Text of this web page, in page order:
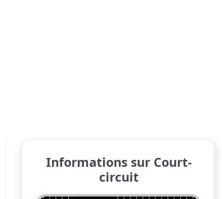
Informations sur Court-
circuit